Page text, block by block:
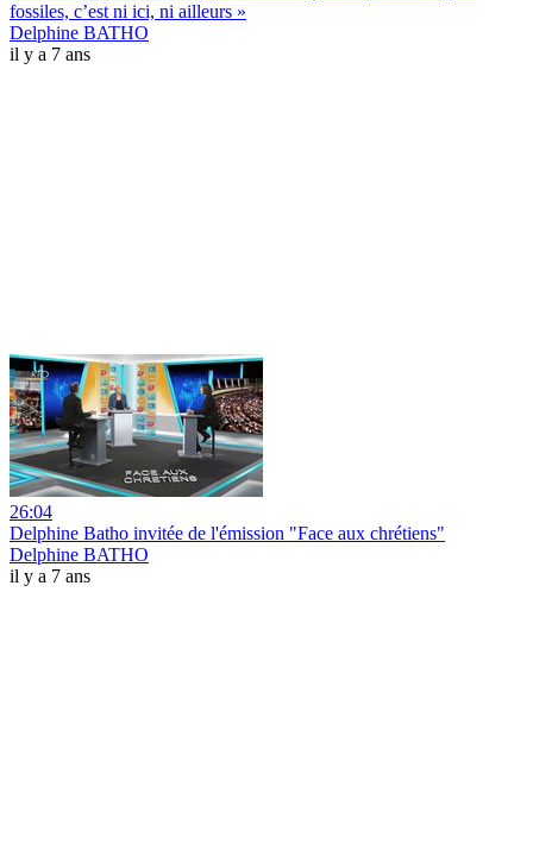
fossiles, c’est ni ici, ni ailleurs »
Delphine BATHO
il y a 7 ans
26:04
Delphine Batho invitée de l'émission "Face aux chrétiens"
Delphine BATHO
il y a 7 ans